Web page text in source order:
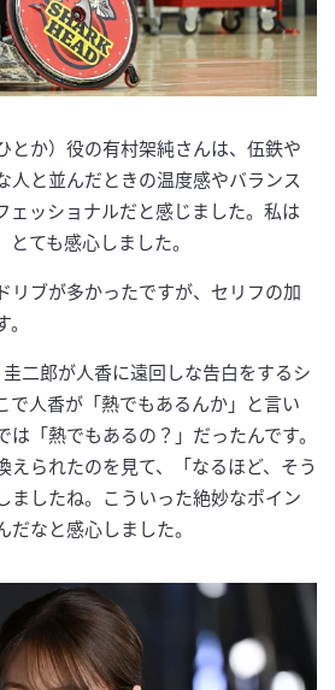
とか）役の有村架純さんは、伍鉄や
人と並んだときの温度感やバランス
ェッショナルだと感じました。私は
ても感心しました。
リブが多かったですが、セリフの加
二郎が人香に遠回しな告白をするシ
で人香が「熱でもあるんか」と言い
「熱でもあるの？」だったんです。
えられたのを見て、「なるほど、そう
ましたね。こういった絶妙なポイン
だなと感心しました。